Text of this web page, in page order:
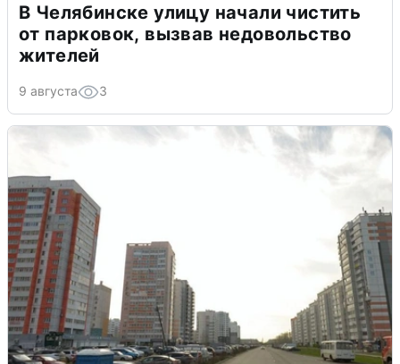
В Челябинске улицу начали чистить
от парковок, вызвав недовольство
жителей
9 августа 3